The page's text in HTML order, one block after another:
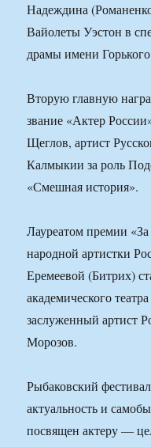
Надеждина
Вайолеты Уэстон в
драмы имени
Вторую главную
звание «Актер
Щеглов, артист
Калмыкии за роль
«Смешная история».
Лауреатом премии
народной артистки
Еремеевой (Битрих)
академического
заслуженный артист
Морозов.
Рыбаковский
актуальность и
посвящен актеру —